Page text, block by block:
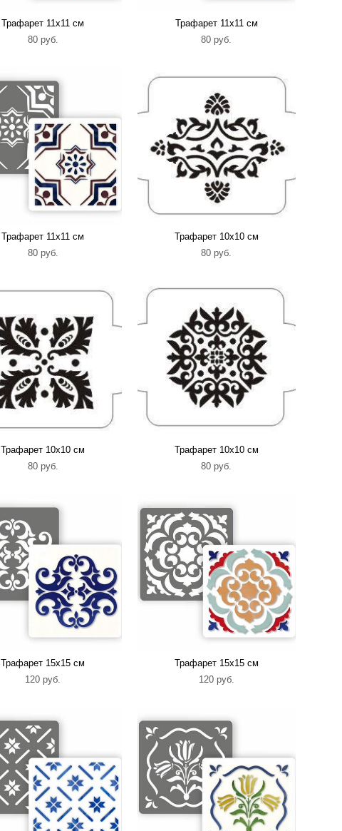
Трафарет 11х11 см
80 pуб.
Трафарет 11х11 см
80 pуб.
Трафарет 11х11 см
80 pуб.
Трафарет 10х10 см
80 pуб.
Трафарет 10х10 см
80 pуб.
Трафарет 10х10 см
80 pуб.
Трафарет 15х15 см
120 pуб.
Трафарет 15х15 см
120 pуб.